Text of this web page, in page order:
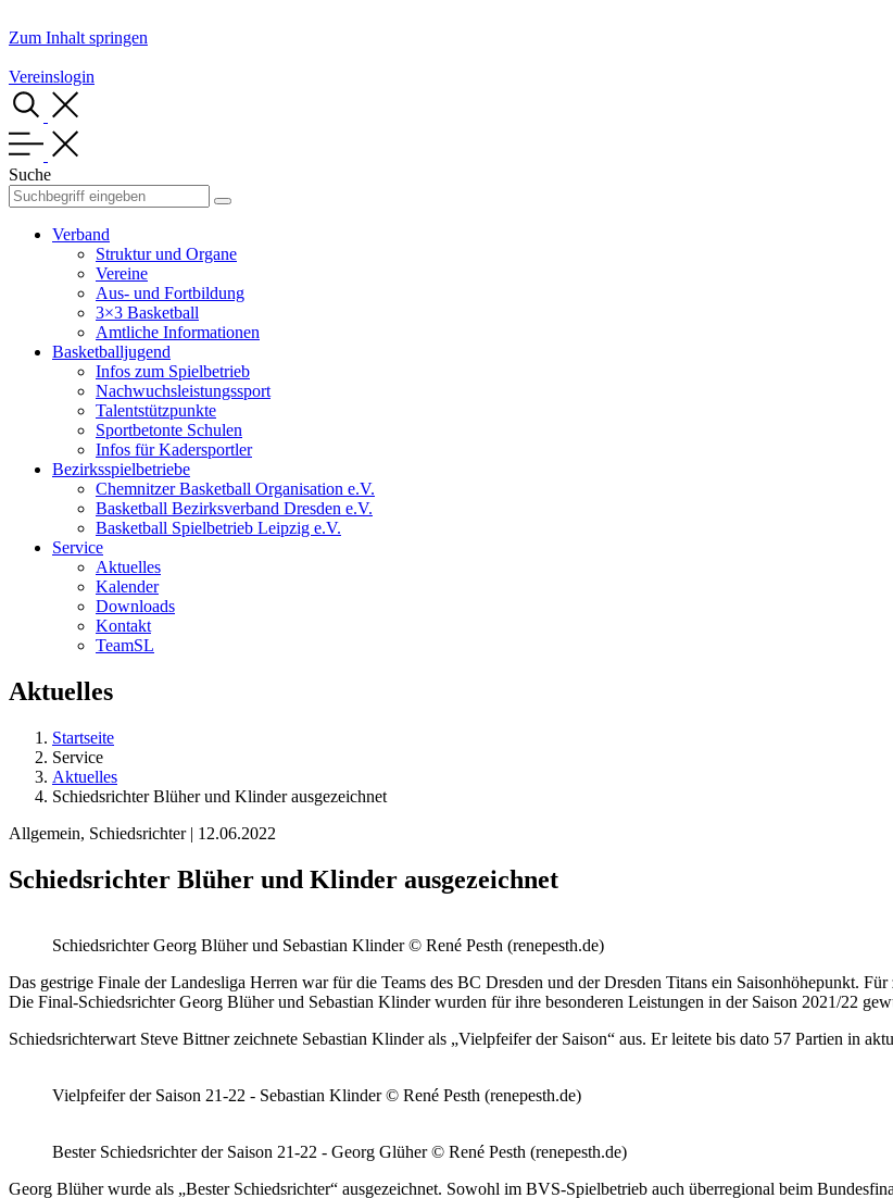
Zum Inhalt springen
Vereinslogin
Suche
Verband
Struktur und Organe
Vereine
Aus- und Fortbildung
3×3 Basketball
Amtliche Informationen
Basketballjugend
Infos zum Spielbetrieb
Nachwuchsleistungssport
Talentstützpunkte
Sportbetonte Schulen
Infos für Kadersportler
Bezirksspielbetriebe
Chemnitzer Basketball Organisation e.V.
Basketball Bezirksverband Dresden e.V.
Basketball Spielbetrieb Leipzig e.V.
Service
Aktuelles
Kalender
Downloads
Kontakt
TeamSL
Aktuelles
Startseite
Service
Aktuelles
Schiedsrichter Blüher und Klinder ausgezeichnet
Allgemein, Schiedsrichter | 12.06.2022
Schiedsrichter Blüher und Klinder ausgezeichnet
Schiedsrichter Georg Blüher und Sebastian Klinder © René Pesth (renepesth.de)
Das gestrige Finale der Landesliga Herren war für die Teams des BC Dresden und der Dresden Titans ein Saisonhöhepunkt.
Die Final-Schiedsrichter Georg Blüher und Sebastian Klinder wurden für ihre besonderen Leistungen in der Saison 2021/22
Schiedsrichterwart Steve Bittner zeichnete Sebastian Klinder als „Vielpfeifer der Saison“ aus. Er leitete bis dato 57 Partien in
Vielpfeifer der Saison 21-22 - Sebastian Klinder © René Pesth (renepesth.de)
Bester Schiedsrichter der Saison 21-22 - Georg Glüher © René Pesth (renepesth.de)
Georg Blüher wurde als „Bester Schiedsrichter“ ausgezeichnet. Sowohl im BVS-Spielbetrieb auch überregional beim